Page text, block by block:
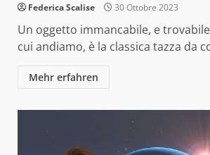
Federica Scalise 30 Ottobre 2023
Un oggetto immancabile, e
cui andiamo, è la classica tazza da
Mehr erfahren